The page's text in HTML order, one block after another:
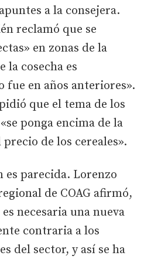
a la consejera.
reclamó que se
en zonas de la
la cosecha es
fue en años anteriores».
que el tema de los
ponga encima de la
de los cereales».
es parecida. Lorenzo
de COAG afirmó,
necesaria una nueva
contraria a los
del sector, y así se ha